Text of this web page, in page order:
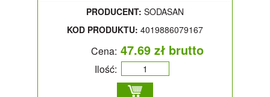
PRODUCENT: SODASAN
KOD PRODUKTU: 4019886079167
Cena: 47.69 zł brutto
Ilość: